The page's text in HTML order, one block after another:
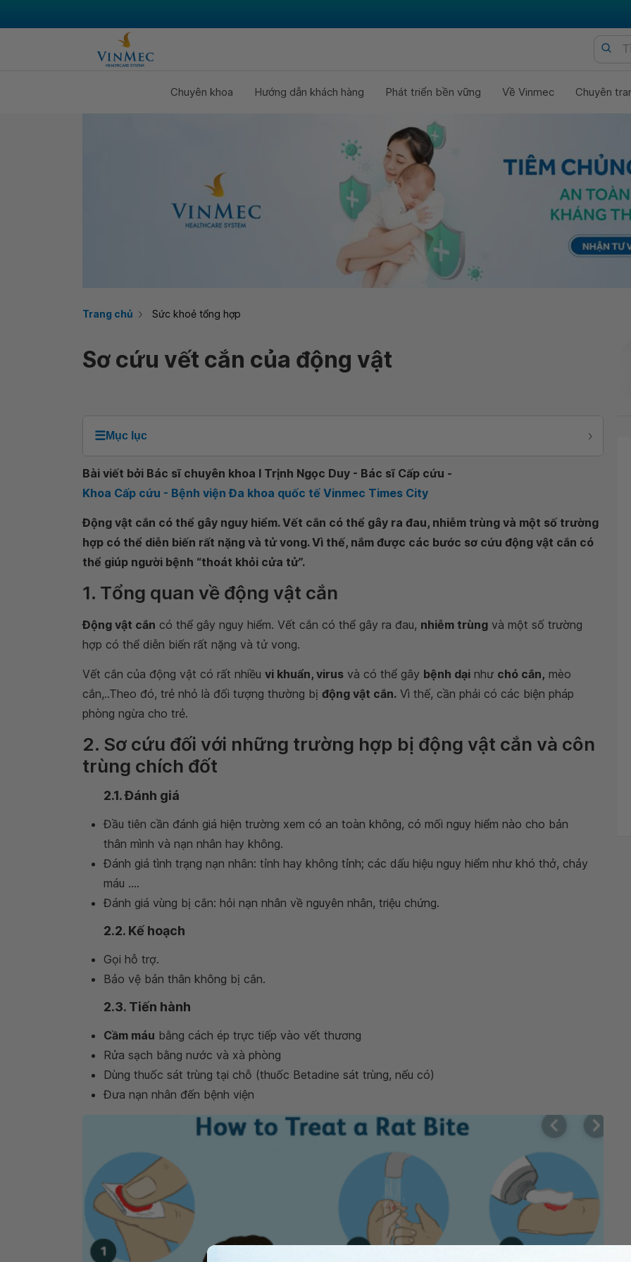
Chuyên khoa Hướng dẫn khách hàng Phát triển bền vững Về Vinmec Chuyên
Trang chủ Sức khoẻ tổng hợp
Sơ cứu vết cắn của động vật
☰Mục lục
Bài viết bởi Bác sĩ chuyên khoa I Trịnh Ngọc Duy - Bác sĩ Cấp cứu -
Khoa Cấp cứu - Bệnh viện Đa khoa quốc tế Vinmec Times City
Động vật cắn có thể gây nguy hiểm. Vết cắn có thể gây ra đau, nhiễm trùng và một số trường
hợp có thể diễn biến rất nặng và tử vong. Vì thế, nắm được các bước sơ cứu động vật cắn có
thể giúp người bệnh “thoát khỏi cửa tử”.
1. Tổng quan về động vật cắn
Động vật cắn có thể gây nguy hiểm. Vết cắn có thể gây ra đau, nhiễm trùng và một số trường
hợp có thể diễn biến rất nặng và tử vong.
Vết cắn của động vật có rất nhiều vi khuẩn, virus và có thể gây bệnh dại như chó cắn, mèo
cắn,..Theo đó, trẻ nhỏ là đối tượng thường bị động vật cắn. Vì thế, cần phải có các biện pháp
phòng ngừa cho trẻ.
2. Sơ cứu đối với những trường hợp bị động vật cắn và côn
trùng chích đốt
2.1. Đánh giá
Đầu tiên cần đánh giá hiện trường xem có an toàn không, có mối nguy hiểm nào cho bản
thân mình và nạn nhân hay không.
Đánh giá tình trạng nạn nhân: tỉnh hay không tỉnh; các dấu hiệu nguy hiểm như khó thở, chảy
máu ....
Đánh giá vùng bị cắn: hỏi nạn nhân về nguyên nhân, triệu chứng.
2.2. Kế hoạch
Gọi hỗ trợ.
Bảo vệ bản thân không bị cắn.
2.3. Tiến hành
ă
n
g
ý
T
Cầm máu bằng cách ép trực tiếp vào vết thương
Rửa sạch bằng nước và xà phòng
Dùng thuốc sát trùng tại chỗ (thuốc Betadine sát trùng, nếu có)
Đưa nạn nhân đến bệnh viện